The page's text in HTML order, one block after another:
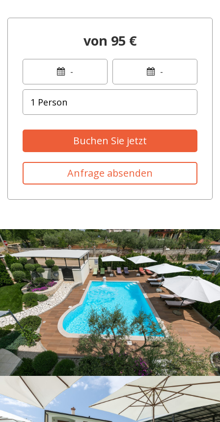
von 95 €
- -
Buchen Sie jetzt
Anfrage absenden